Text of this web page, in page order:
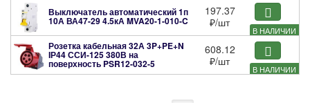
В НАЛИЧИИ
Выключатель автоматический 1п
10А ВА47-29 4.5кАMVA20-1-010-C
197.37
₽/шт
В НАЛИЧИИ
Розетка кабельная 32А 3P+PE+N
IР44 ССИ-125 380В на
поверхность PSR12-032-5
608.12
₽/шт